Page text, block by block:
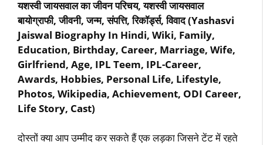
यशस्वी जायसवाल का जीवन परिचय, यशस्‍वी जायसवाल
बायोग्राफी, जीवनी, जन्म, संपत्ति, रिकॉर्ड्स, विवाद (Yashasvi
Jaiswal Biography In Hindi, Wiki, Family,
Education, Birthday, Career, Marriage, Wife,
Girlfriend, Age, IPL Teem, IPL-Career,
Awards, Hobbies, Personal Life, Lifestyle,
Photos, Wikipedia, Achievement, ODI Career,
Life Story, Cast)
दोस्तों क्या आप उम्मीद कर सकते हैं एक लड़का जिसने टेंट में रहते